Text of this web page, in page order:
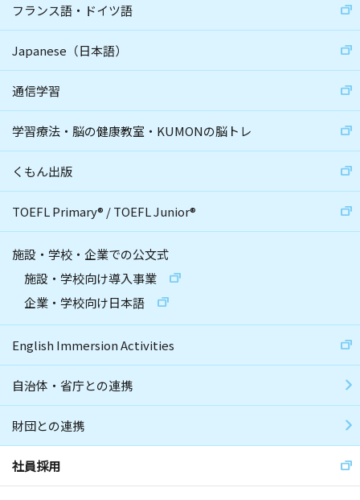
フランス語・ドイツ語
Japanese（日本語）
通信学習
学習療法・脳の健康教室・KUMONの脳トレ
くもん出版
TOEFL Primary® /TOEFL Junior®
施設・学校・企業での公文式
施設・学校向け導入事業
企業・学校向け日本語
English Immersion Activities
自治体・省庁との連携
財団との連携
社員採用